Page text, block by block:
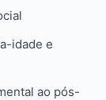
idade e
ao pós-